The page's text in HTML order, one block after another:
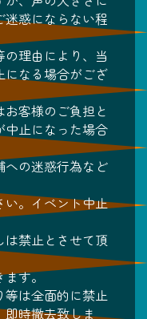
惑にならない程
理由により、当
になる場合がござ
客様のご負担と
中止になった場合
の迷惑行為など
。イベント中止
禁止とさせて頂
ます。
は全面的に禁止
即時撤去致しま